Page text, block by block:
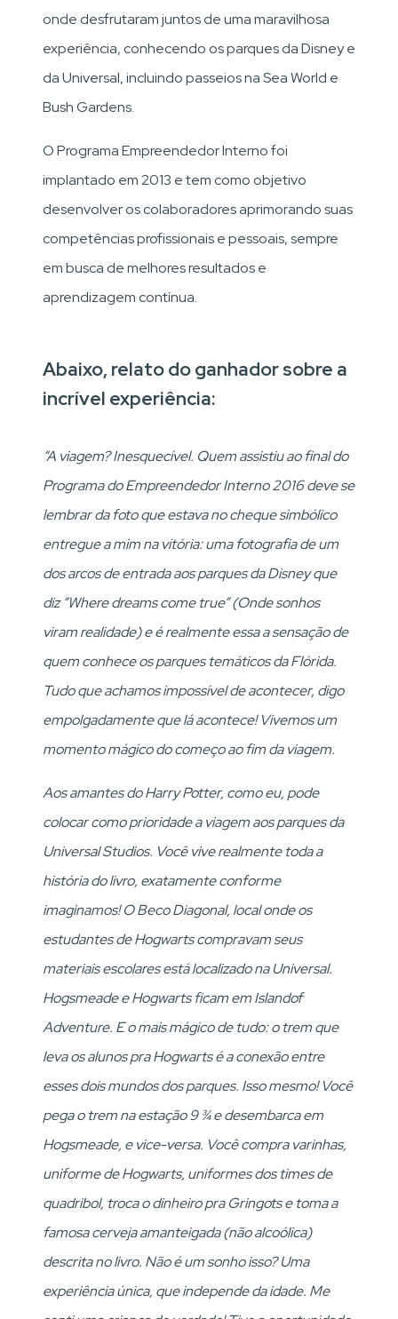
onde desfrutaram juntos de uma maravilhosa
experiência, conhecendo os parques da Disney e
da Universal, incluindo passeios na Sea World e
Bush Gardens.
O Programa Empreendedor Interno foi
implantado em 2013 e tem como objetivo
desenvolver os colaboradores aprimorando suas
competências profissionais e pessoais, sempre
em busca de melhores resultados e
aprendizagem contínua.
Abaixo, relato do ganhador sobre a
incrível experiência:
“A viagem? Inesquecível. Quem assistiu ao final do
Programa do Empreendedor Interno 2016 deve se
lembrar da foto que estava no cheque simbólico
entregue a mim na vitória: uma fotografia de um
dos arcos de entrada aos parques da Disney que
diz “Where dreams come true” (Onde sonhos
viram realidade) e é realmente essa a sensação de
quem conhece os parques temáticos da Flórida.
Tudo que achamos impossível de acontecer, digo
empolgadamente que lá acontece! Vivemos um
momento mágico do começo ao fim da viagem.
Aos amantes do Harry Potter, como eu, pode
colocar como prioridade a viagem aos parques da
Universal Studios. Você vive realmente toda a
história do livro, exatamente conforme
imaginamos! O Beco Diagonal, local onde os
estudantes deHogwarts compravam seus
materiais escolares está localizado na Universal.
Hogsmeade e Hogwarts ficam em Islandof
Adventure. E o mais mágico de tudo: o trem que
leva os alunos pra Hogwarts é a conexão entre
esses dois mundos dos parques. Isso mesmo! Você
pega o trem na estação 9 ¾ e desembarca em
Hogsmeade, e vice-versa. Você compra varinhas,
uniforme de Hogwarts, uniformes dos times de
quadribol, troca o dinheiro pra Gringots e toma a
famosa cerveja amanteigada (não alcoólica)
descrita no livro. Não é um sonho isso? Uma
experiência única, que independe da idade. Me